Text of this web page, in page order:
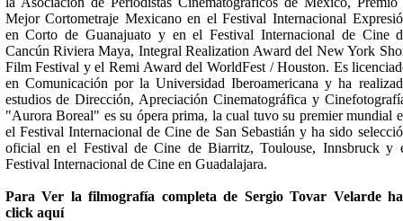
Mejor Cortometraje Mexicano en el Festival Internacional
en Corto de Guanajuato y en el Festival Internacional de Cine
Cancún Riviera Maya, Integral Realization Award del New York
Film Festival y el Remi Award del WorldFest / Houston. Es
en Comunicación por la Universidad Iberoamericana y ha
estudios de Dirección, Apreciación Cinematográfica y
"Aurora Boreal" es su ópera prima, la cual tuvo su premier mundial
el Festival Internacional de Cine de San Sebastián y ha sido
oficial en el Festival de Cine de Biarritz, Toulouse, Innsbruck y
Festival Internacional de Cine en Guadalajara.
Para Ver la filmografía completa de Sergio Tovar Velarde
click aquí